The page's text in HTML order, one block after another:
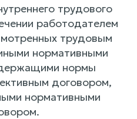
трудового
работодателем
трудовым
нормативными
нормы
договором,
нормативными